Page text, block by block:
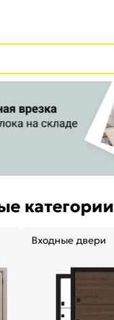
категории
Входные двери